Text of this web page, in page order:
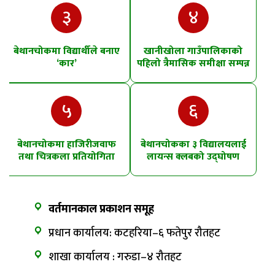
३
बेथानचोकमा विद्यार्थीले बनाए
‘कार’
४
खानीखोला गाउँपालिकाको
पहिलो त्रैमासिक समीक्षा सम्पन्न
५
बेथानचोकमा हाजिरीजवाफ
तथा चित्रकला प्रतियोगिता
६
बेथानचोकका ३ विद्यालयलाई
लायन्स क्लबको उद्घोषण
वर्तमानकाल प्रकाशन समूह
प्रधान कार्यालय: कटहरिया–६ फतेपुर रौतहट
शाखा कार्यालय : गरुडा–४ रौतहट